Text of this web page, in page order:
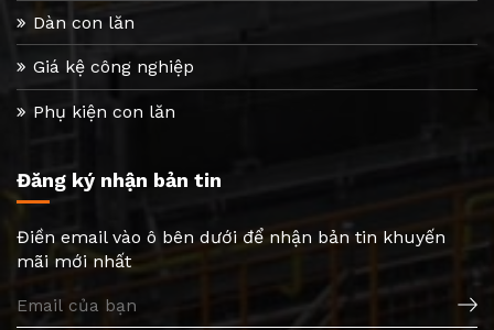
Dàn con lăn
Giá kệ công nghiệp
Phụ kiện con lăn
Đăng ký nhận bản tin
Điền email vào ô bên dưới để nhận bản tin khuyến
mãi mới nhất